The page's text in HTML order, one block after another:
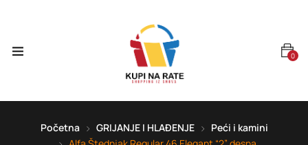
0
Početna GRIJANJE I HLAĐENJE
Peći i kamini